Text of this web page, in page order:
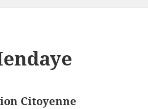
Citoyenne